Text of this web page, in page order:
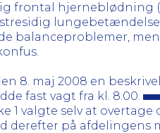
frontal
balanceproblemer,
8. maj 2008 en
fast vagt fra kl. 8.00.
1 valgte selv at
derefter på